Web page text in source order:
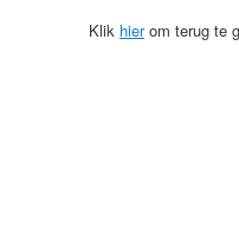
Klik hierom terug te